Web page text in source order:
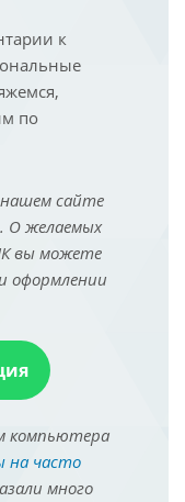
к
по
сайте
О желаемых
вы можете
оформлении
компьютера
на часто
много